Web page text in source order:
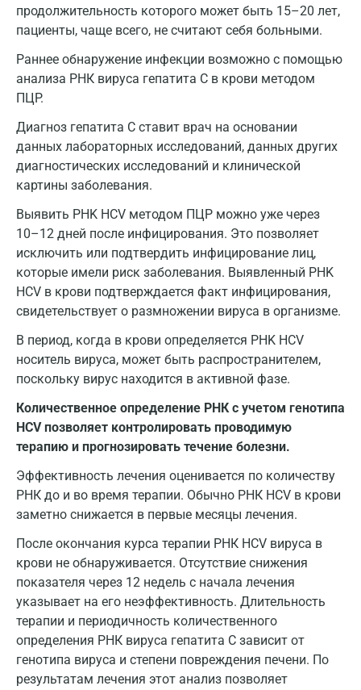
продолжительность которого может быть 15–20 лет,
пациенты, чаще всего, не считают себя больными.
Раннее обнаружение инфекции возможно с помощью
анализа РНК вируса гепатита С в крови методом
ПЦР.
Диагноз гепатита С ставит врач на основании
данных лабораторных исследований, данных других
диагностических исследований и клинической
картины заболевания.
Выявить PHK HCV методом ПЦР можно уже через
10–12 дней после инфицирования. Это позволяет
исключить или подтвердить инфицирование лиц,
которые имели риск заболевания. Выявленный PHK
HCV в крови подтверждается факт инфицирования,
свидетельствует о размножении вируса в организме.
В период, когда в крови определяется PHK HCV
носитель вируса, может быть распространителем,
поскольку вирус находится в активной фазе.
Количественное определение РНК с учетом генотипа
HCV позволяет контролировать проводимую
терапию и прогнозировать течение болезни.
Эффективность лечения оценивается по количеству
РНК до и во время терапии. Обычно РНК HCV в крови
заметно снижается в первые месяцы лечения.
После окончания курса терапии РНК HCV вируса в
крови не обнаруживается. Отсутствие снижения
показателя через 12 недель с начала лечения
указывает на его неэффективность. Длительность
терапии и периодичность количественного
определения РНК вируса гепатита С зависит от
генотипа вируса и степени повреждения печени. По
результатам лечения этот анализ позволяет
Красногорск
Красноярск
Лабинск
Липецк
Люберцы
Майкоп
Мурино
Мытищи
Наро-Фоминск
Нижневартовск
Новокузнецк
Новороссийск
Новосибирск
Обнинск
Одинцово